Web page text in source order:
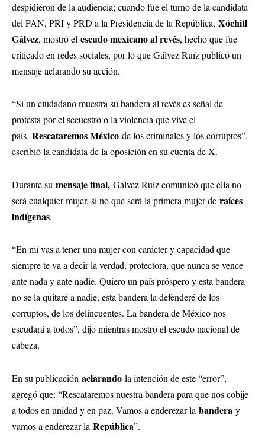
despidieron de la audiencia; cuando fue el turno de la candidata
del PAN, PRI y PRD a la Presidencia de la República, Xóchitl
Gálvez, mostró el escudo mexicano al revés, hecho que fue
criticado en redes sociales, por lo que Gálvez Ruíz publicó un
mensaje aclarando su acción.
“Si un ciudadano muestra su bandera al revés es señal de
protesta por el secuestro o la violencia que vive el
país. Rescataremos México de los criminales y los corruptos”,
escribió la candidata de la oposición en su cuenta de X.
Durante su mensaje final, Gálvez Ruíz comunicó que ella no
será cualquier mujer, si no que será la primera mujer de raíces
indígenas.
“En mí vas a tener una mujer con carácter y capacidad que
siempre te va a decir la verdad, protectora, que nunca se vence
ante nada y ante nadie. Quiero un país próspero y esta bandera
no se la quitaré a nadie, esta bandera la defenderé de los
corruptos, de los delincuentes. La bandera de México nos
escudará a todos”, dijo mientras mostró el escudo nacional de
cabeza.
En su publicación aclarando la intención de este “error”,
agregó que: “Rescataremos nuestra bandera para que nos cobije
a todos en unidad y en paz. Vamos a enderezar la bandera y
vamos a enderezar la República”.